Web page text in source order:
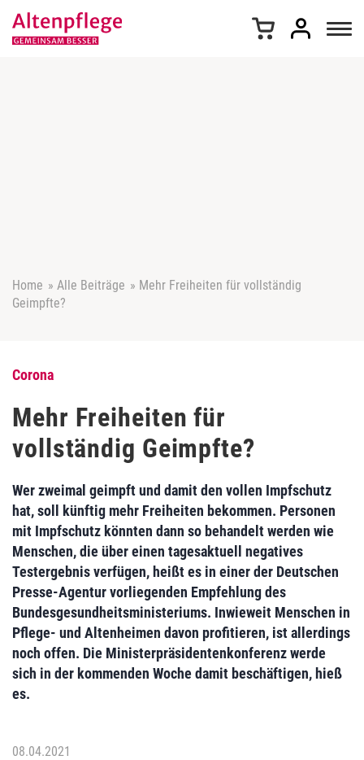
Home » Alle Beiträge » Mehr Freiheiten für vollständig
Geimpfte?
Corona
Mehr Freiheiten für
vollständig Geimpfte?
Wer zweimal geimpft und damit den vollen Impfschutz
hat, soll künftig mehr Freiheiten bekommen. Personen
mit Impfschutz könnten dann so behandelt werden wie
Menschen, die über einen tagesaktuell negatives
Testergebnis verfügen, heißt es in einer der Deutschen
Presse-Agentur vorliegenden Empfehlung des
Bundesgesundheitsministeriums. Inwieweit Menschen in
Pflege- und Altenheimen davon profitieren, ist allerdings
noch offen. Die Ministerpräsidentenkonferenz werde
sich in der kommenden Woche damit beschäftigen, hieß
es.
08.04.2021